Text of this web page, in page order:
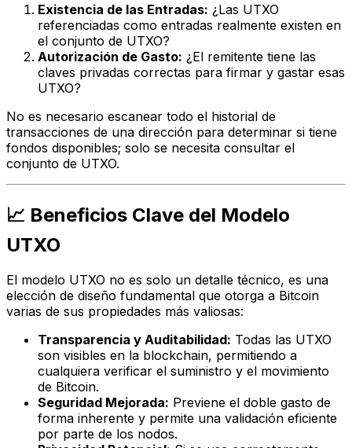
Existencia de las Entradas: ¿Las UTXO
referenciadas como entradas realmente existen en
el conjunto de UTXO?
Autorización de Gasto: ¿El remitente tiene las
claves privadas correctas para firmar y gastar esas
UTXO?
No es necesario escanear todo el historial de
transacciones de una dirección para determinar si tiene
fondos disponibles; solo se necesita consultar el
conjunto de UTXO.
📈 Beneficios Clave del Modelo
UTXO
El modelo UTXO no es solo un detalle técnico, es una
elección de diseño fundamental que otorga a Bitcoin
varias de sus propiedades más valiosas:
Transparencia y Auditabilidad: Todas las UTXO
son visibles en la blockchain, permitiendo a
cualquiera verificar el suministro y el movimiento
de Bitcoin.
Seguridad Mejorada: Previene el doble gasto de
forma inherente y permite una validación eficiente
por parte de los nodos.